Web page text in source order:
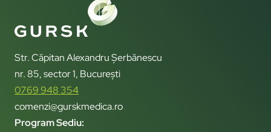
Str. Căpitan Alexandru Șerbănescu
nr. 85, sector 1, București
0769 948 354
comenzi@gurskmedica.ro
Program Sediu: